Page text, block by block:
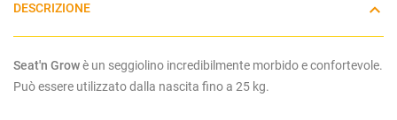
DESCRIZIONE
Seat'n Growè un seggiolino incredibilmente morbido e confortevole.
Può essere utilizzato dalla nascita fino a 25 kg.